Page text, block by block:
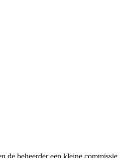
de beheerder een kleine commissie.